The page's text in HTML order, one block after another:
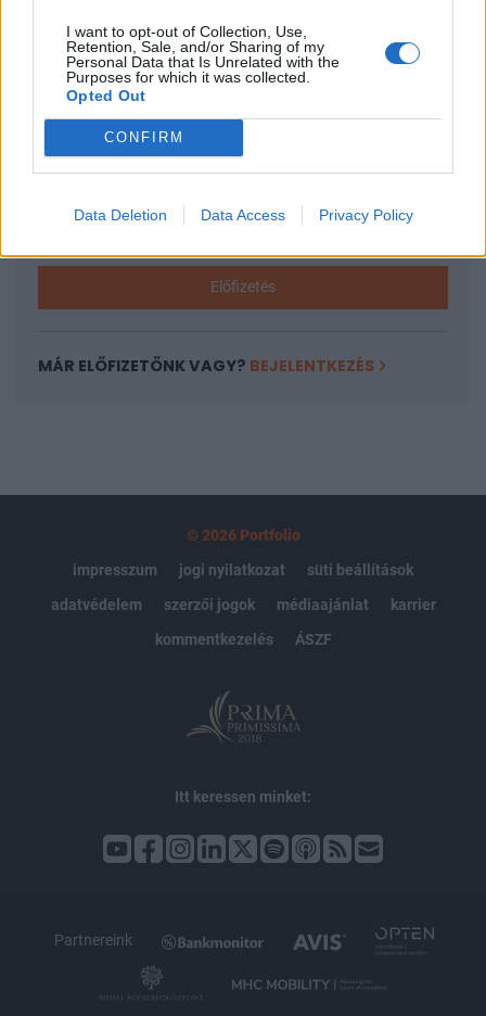
I want to opt-out of Collection, Use,
Retention, Sale, and/or Sharing of my
Personal Data that Is Unrelated with the
Purposes for which it was collected.
Opted Out
CONFIRM
Data Deletion Data Access Privacy Policy
A keresett cikk a portfolio.hu hírarchívumához
tartozik, melynek olvasása előfizetéses
regisztrációhoz kötött.
Az előfizetés a következőket tartalmazza:
Portfolio.hu teljes cikkarchívum
Kötéslisták: BÉT elmúlt 2 év napon belüli
Előfizetés
MÁR ELŐFIZETŐNK VAGY? BEJELENTKEZÉS
© 2026 Portfolio
impresszum
jogi nyilatkozat
süti beállítások
adatvédelem
szerzői jogok médiaajánlat
karrier
kommentkezelés
ÁSZF
Itt keressen minket:
Partnereink